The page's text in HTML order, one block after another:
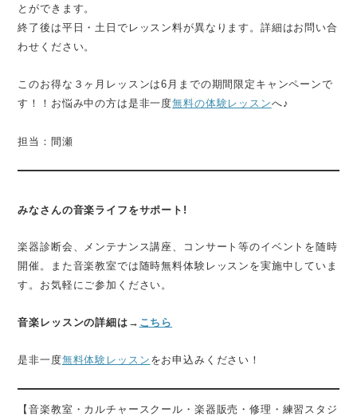
とができます。
終了後は平日・土日でレッスン料が異なります。詳細はお問い合
わせください。
このお得な３ヶ月レッスンは6月までの期間限定キャンペーンで
す！！お悩み中の方は是非一度無料の体験レッスンへ♪
担当：間瀬
みなさんの音楽ライフをサポート!
楽器診断会、メンテナンス講座、コンサート等のイベントを随時
開催。また音楽教室では随時無料体験レッスンを実施中していま
す。お気軽にご参加ください。
音楽レッスンの詳細は→ こちら
是非一度無料体験レッスン をお申込みください！
【音楽教室・カルチャースクール・楽器販売・修理・練習スタジ